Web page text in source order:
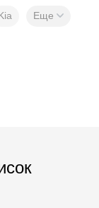
Еще